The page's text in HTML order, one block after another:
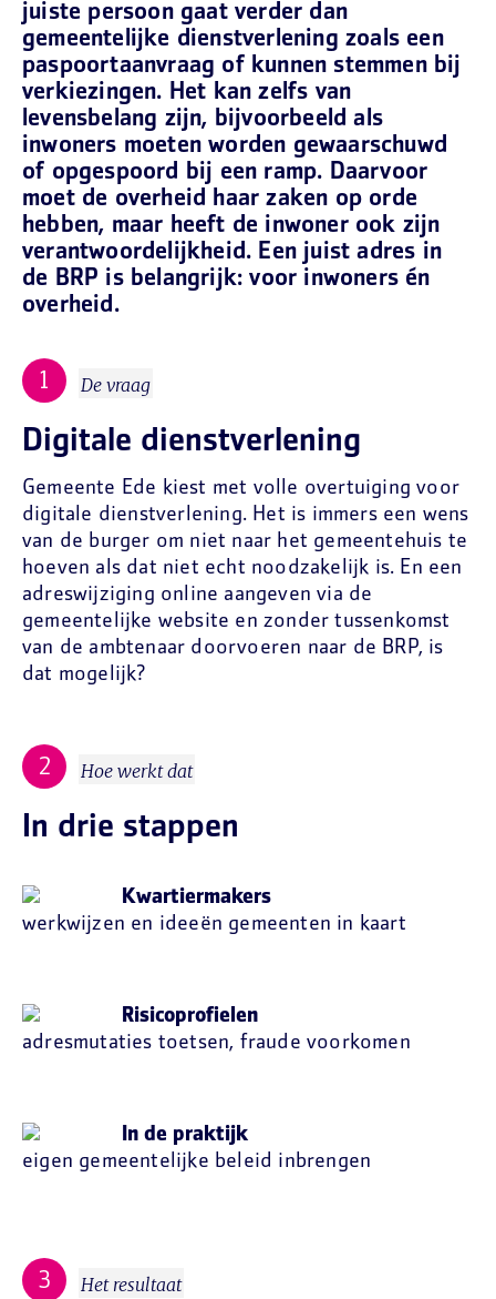
juiste persoon gaat verder dan
gemeentelijke dienstverlening zoals een
paspoortaanvraag of kunnen stemmen bij
verkiezingen. Het kan zelfs van
levensbelang zijn, bijvoorbeeld als
inwoners moeten worden gewaarschuwd
of opgespoord bij een ramp. Daarvoor
moet de overheid haar zaken op orde
hebben, maar heeft de inwoner ook zijn
verantwoordelijkheid. Een juist adres in
de BRP is belangrijk: voor inwoners én
overheid.
De vraag
Digitale dienstverlening
Gemeente Ede kiest met volle overtuiging voor
digitale dienstverlening. Het is immers een wens
van de burger om niet naar het gemeentehuis te
hoeven als dat niet echt noodzakelijk is. En een
adreswijziging online aangeven via de
gemeentelijke website en zonder tussenkomst
van de ambtenaar doorvoeren naar de BRP, is
dat mogelijk?
Hoe werkt dat
In drie stappen
Kwartiermakers
werkwijzen en ideeën gemeenten in kaart
Risicoprofielen
adresmutaties toetsen, fraude voorkomen
In de praktijk
eigen gemeentelijke beleid inbrengen
Het resultaat